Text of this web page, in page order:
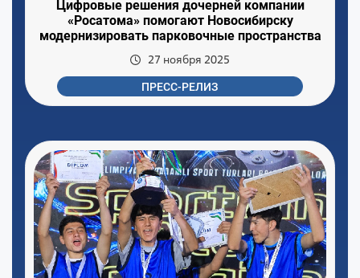
Цифровые решения дочерней компании
«Росатома» помогают Новосибирску
модернизировать парковочные пространства
27 ноября 2025
ПРЕСС-РЕЛИЗ